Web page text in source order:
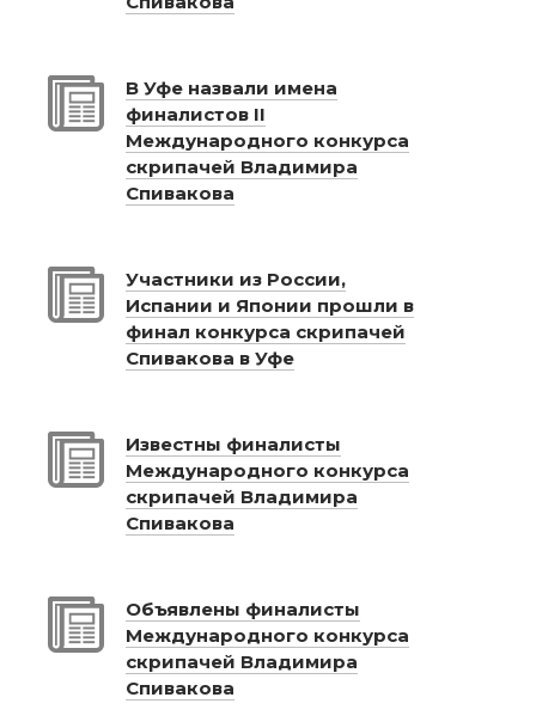
В Уфе назвали имена
финалистов II
Международного конкурса
скрипачей Владимира
Спивакова
Участники из России,
Испании и Японии прошли в
финал конкурса скрипачей
Спивакова в Уфе
Известны финалисты
Международного конкурса
скрипачей Владимира
Спивакова
Объявлены финалисты
Международного конкурса
скрипачей Владимира
Спивакова